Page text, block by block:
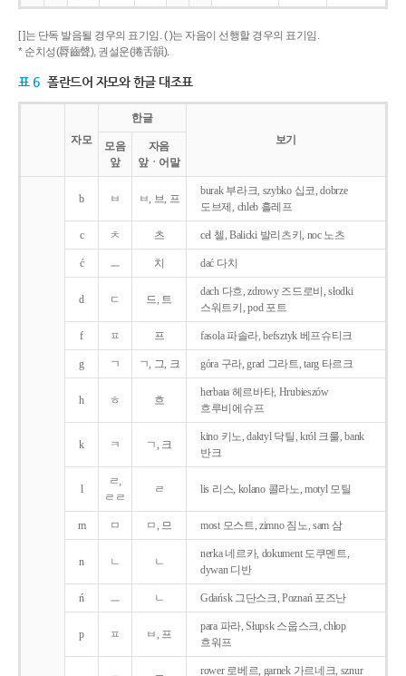
[ ]는 단독 발음될 경우의 표기임. ( )는 자음이 선행할 경우의 표기임.
* 순치성(脣齒聲), 권설운(捲舌韻).
표 6 폴란드어 자모와 한글 대조표
자모
한글
보기
모음
앞
자음
앞ㆍ어말
b ㅂ ㅂ, 브, 프
burak 부라크, szybko 십코, dobrze
도브제, chleb 흘레프
c ㅊ 츠 cel 첼, Balicki 발리츠키, noc 노츠
ć ㅡ 치 dać 다치
d ㄷ 드, 트
dach 다흐, zdrowy 즈드로비, słodki
스워트키, pod 포트
f ㅍ 프 fasola 파솔라, befsztyk 베프슈티크
g ㄱ ㄱ, 그, 크 góra 구라, grad 그라트, targ 타르크
h ㅎ 흐
herbata 헤르바타, Hrubieszów
흐루비에슈프
k ㅋ ㄱ, 크
kino 키노, daktyl 닥틸, król 크룰, bank
반크
l
ㄹ,
ㄹㄹ
ㄹ lis 리스, kolano 콜라노, motyl 모틸
m ㅁ ㅁ, 므 most 모스트, zimno 짐노, sam 삼
n ㄴ ㄴ
nerka 네르카, dokument 도쿠멘트,
dywan 디반
ń ㅡ ㄴ Gdańsk 그단스크, Poznań 포즈난
p ㅍ ㅂ, 프
para 파라, Słupsk 스웁스크, chłop
흐워프
rower 로베르, garnek 가르네크, sznur